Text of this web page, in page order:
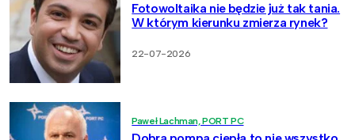
Fotowoltaika nie będzie już tak tania.
W którym kierunku zmierza rynek?
22-07-2026
Paweł Lachman, PORT PC